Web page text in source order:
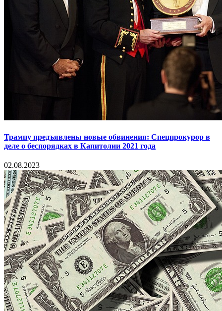
Трампу предъявлены новые обвинения: Спецпрокурор в
деле о беспорядках в Капитолии 2021 года
02.08.2023